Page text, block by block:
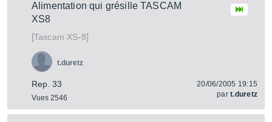
Alimentation qui grésille TASCAM
XS8
[Tascam XS-8]
Rep. 33
Vues 2546
t.duretz
20/06/2005 19:15
part.duretz